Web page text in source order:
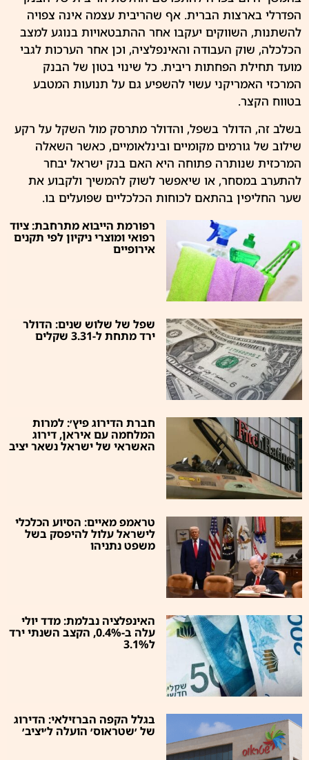
הפדרלי בארצות הברית. אף שהריבית עצמה אינה צפויה
להשתנות, השווקים יעקבו אחר ההתבטאויות בנוגע למצב
הכלכלה, שוק העבודה והאינפלציה, וכן אחר הערכות לגבי
מועד תחילת הפחתות ריבית. כל שינוי בטון של הבנק
המרכזי האמריקני עשוי להשפיע גם על תנועות המטבע
בטווח הקצר.
בשלב זה, הדולר בשפל, והדולר מתרסק מול השקל על רקע
שילוב של גורמים מקומיים ובינלאומיים, כאשר השאלה
המרכזית שנותרה פתוחה היא האם בנק ישראל יבחר
להתערב במסחר, או שיאפשר לשוק להמשיך ולקבוע את
שער החליפין בהתאם לכוחות הכלכליים שפועלים בו.
רפורמת הייבוא מתרחבת: ציוד
רפואי ומוצרי ניקיון לפי תקנים
אירופיים
שפל של שלוש שנים: הדולר
ירד מתחת ל-3.31 שקלים
חברת הדירוג פיץ׳: למרות
המלחמה עם איראן, דירוג
האשראי של ישראל נשאר יציב
טראמפ מאיים: הסיוע הכלכלי
לישראל עלול להיפסק בשל
משפט נתניהו
האינפלציה נבלמת: מדד יולי
עלה ב-0.4%, הקצב השנתי ירד
ל3.1%
בגלל הקפה הברזילאי: הדירוג
של ׳שטראוס׳ הועלה ל׳יציב׳